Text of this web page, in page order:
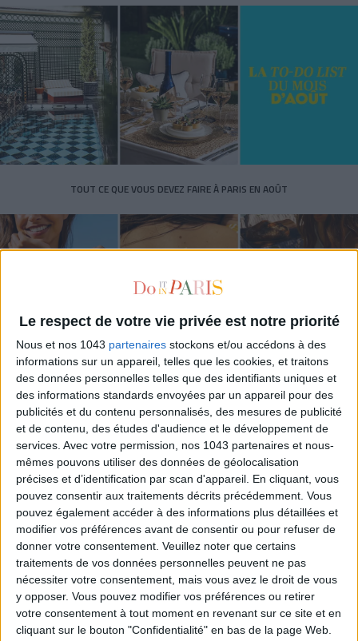
Le respect de votre vie privée est notre priorité
Nous et nos 1043 partenaires stockons et/ou accédons à des
informations sur un appareil, telles que les cookies, et traitons
des données personnelles telles que des identifiants uniques et
des informations standards envoyées par un appareil pour des
publicités et du contenu personnalisés, des mesures de publicité
et de contenu, des études d'audience et le développement de
services. Avec votre permission, nos 1043 partenaires et nous-
mêmes pouvons utiliser des données de géolocalisation
précises et d’identification par scan d'appareil. En cliquant, vous
pouvez consentir aux traitements décrits précédemment. Vous
pouvez également accéder à des informations plus détaillées et
modifier vos préférences avant de consentir ou pour refuser de
donner votre consentement. Veuillez noter que certains
traitements de vos données personnelles peuvent ne pas
nécessiter votre consentement, mais vous avez le droit de vous
y opposer. Vous pouvez modifier vos préférences ou retirer
votre consentement à tout moment en revenant sur ce site et en
cliquant sur le bouton "Confidentialité" en bas de la page Web.
TOUT CE QUE VOUS DEVEZ FAIRE À PARIS EN AOÛT
LES SPF 50 QUI DONNENT ENVIE DE SE TARTINER
LES MEILLEURS HÔTELS POUR UN WEEK-END SPA ET GASTRONOMIE